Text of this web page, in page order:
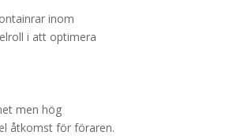
inom
i att optimera
men hög
åtkomst för föraren.